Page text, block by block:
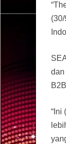
dan
“Ini